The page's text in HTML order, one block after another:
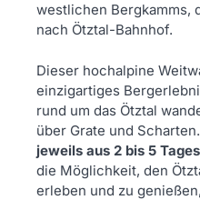
westlichen Bergkamms,
nach Ötztal-Bahnhof.
Dieser hochalpine
einzigartiges
rund um das Ötztal
über Grate und
jeweils aus 2 bis 5
die Möglichkeit, den
erleben und zu